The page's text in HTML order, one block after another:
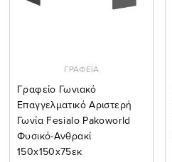
ΓΡΑΦΕΙΑ
Γραφείο Γωνιακό
Επαγγελματικό Αριστερή
Γωνία Fesialo Pakoworld
Φυσικό-Ανθρακί
150x150x75εκ